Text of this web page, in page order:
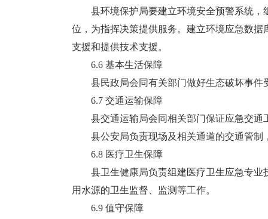
县环境保护局要建立环境安全预警系统，
位，为指挥决策提供服务。建立环境应急数
支援和提供技术支援。
6.6 基本生活保障
县民政局会同有关部门做好生态破坏事件
6.7 交通运输保障
县交通运输局会同相关部门保证应急交通
县公安局负责现场及相关通道的交通管制
6.8 医疗卫生保障
县卫生健康局负责组建医疗卫生应急专业
用水源的卫生监督、监测等工作。
6.9 值守保障